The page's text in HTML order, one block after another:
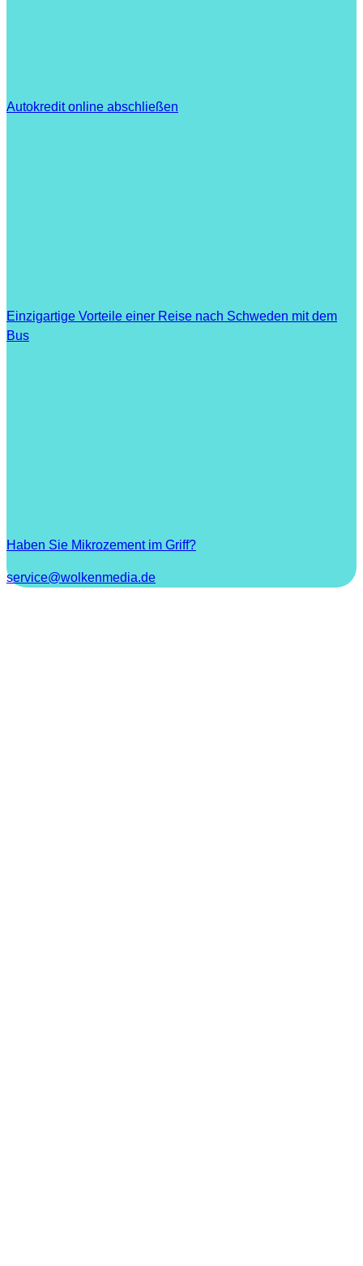
Autokredit online abschließen
Einzigartige Vorteile einer Reise nach Schweden mit dem
Bus
Haben Sie Mikrozement im Griff?
service@wolkenmedia.de